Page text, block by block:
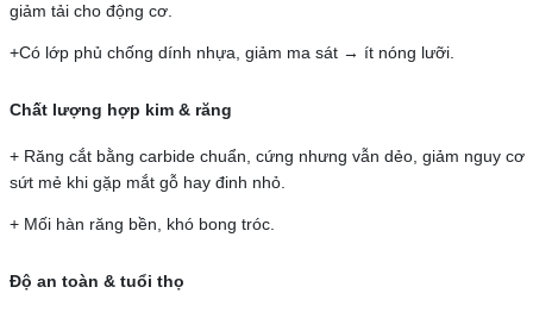
giảm tải cho động cơ.
+Có lớp phủ chống dính nhựa, giảm ma sát → ít nóng lưỡi.
Chất lượng hợp kim & răng
+ Răng cắt bằng carbide chuẩn, cứng nhưng vẫn dẻo, giảm nguy cơ
sứt mẻ khi gặp mắt gỗ hay đinh nhỏ.
+ Mối hàn răng bền, khó bong tróc.
Độ an toàn & tuổi thọ